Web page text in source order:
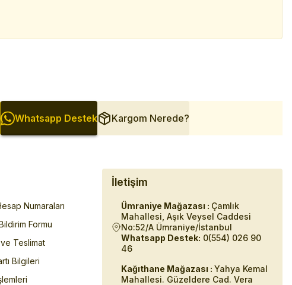
Whatsapp Destek Kargom Nerede?
Numaraları
Formu
Teslimat
Bilgileri
İletişim
Ümraniye Mağazası : Çamlık
Mahallesi, Aşık Veysel Caddesi
No:52/A Ümraniye/İstanbul
Whatsapp Destek: 0(554) 026 90
46
Kağıthane Mağazası : Yahya Kemal
Mahallesi. Güzeldere Cad. Vera